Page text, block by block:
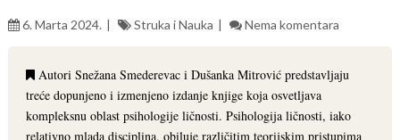
6. Marta 2024. Struka i Nauka Nema komentara
Autori Snežana Smederevac i Dušanka Mitrović predstavljaju
treće dopunjeno i izmenjeno izdanje knjige koja osvetljava
kompleksnu oblast psihologije ličnosti. Psihologija ličnosti, iako
relativno mlada disciplina, obiluje različitim teorijskim pristupima